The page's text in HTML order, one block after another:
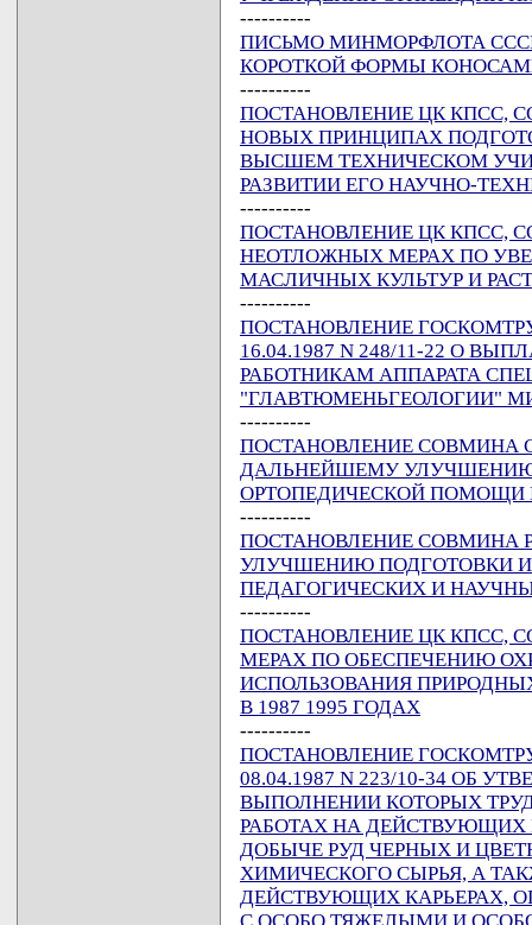
----------
ПИСЬМО МИНМОРФЛОТА СССР
КОРОТКОЙ ФОРМЫ
----------
ПОСТАНОВЛЕНИЕ ЦК КПСС,
НОВЫХ ПРИНЦИПАХ
ВЫСШЕМ ТЕХНИЧЕСКОМ
РАЗВИТИИ ЕГО НАУЧНО-
----------
ПОСТАНОВЛЕНИЕ ЦК КПСС,
НЕОТЛОЖНЫХ МЕРАХ ПО
МАСЛИЧНЫХ КУЛЬТУР И
----------
ПОСТАНОВЛЕНИЕ
16.04.1987 N 248/11-22 О
РАБОТНИКАМ АППАРАТА
"ГЛАВТЮМЕНЬГЕОЛОГИИ"
----------
ПОСТАНОВЛЕНИЕ СОВМИНА
ДАЛЬНЕЙШЕМУ УЛУЧШЕНИЮ
ОРТОПЕДИЧЕСКОЙ ПОМОЩИ
----------
ПОСТАНОВЛЕНИЕ СОВМИНА
УЛУЧШЕНИЮ ПОДГОТОВКИ
ПЕДАГОГИЧЕСКИХ И
----------
ПОСТАНОВЛЕНИЕ ЦК КПСС,
МЕРАХ ПО ОБЕСПЕЧЕНИЮ
ИСПОЛЬЗОВАНИЯ
В 1987 1995 ГОДАХ
----------
ПОСТАНОВЛЕНИЕ
08.04.1987 N 223/10-34 ОБ
ВЫПОЛНЕНИИ КОТОРЫХ
РАБОТАХ НА ДЕЙСТВУЮЩИХ
ДОБЫЧЕ РУД ЧЕРНЫХ И
ХИМИЧЕСКОГО СЫРЬЯ, А
ДЕЙСТВУЮЩИХ КАРЬЕРАХ,